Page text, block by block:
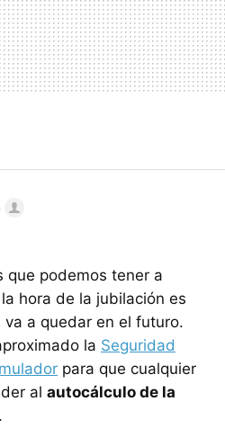
que podemos tener a
hora de la jubilación es
a quedar en el futuro.
la Seguridad
para que cualquier
al autocálculo de la
.